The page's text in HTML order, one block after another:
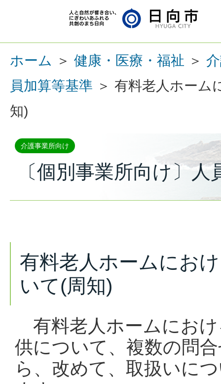
ホーム ＞ 健康・医療・福祉 ＞
員加算等基準 ＞ 有料老人ホーム
知)
介護事業所向け
〔個別事業所向け〕
有料老人ホームにお
いて(周知)
有料老人ホームにお
供について、複数の問
ら、改めて、取扱いに